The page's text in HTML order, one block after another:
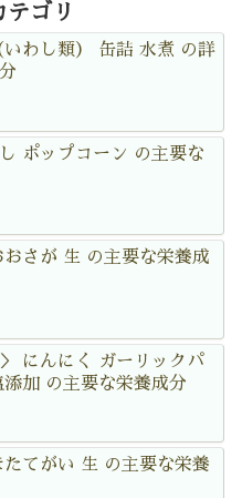
テゴリ
いわし類） 缶詰 水煮 の詳
ポップコーン の主要な
おさが 生 の主要な栄養成
＞ にんにく ガーリックパ
添加 の主要な栄養成分
たてがい 生 の主要な栄養